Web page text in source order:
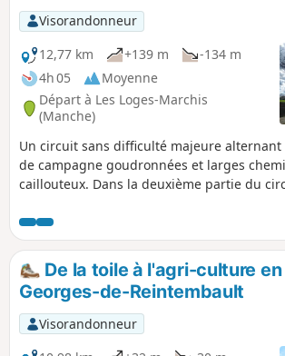
Visorandonneur
12,77 km
+139 m
-134 m
4h 05
Moyenne
Départ à Les Loges-Marchis
(Manche)
Un circuit sans difficulté majeure
de campagne goudronnées et larges
caillouteux. Dans la deuxième partie du
Saint-Hilaire-du-Harcouët dont l'église avec
clochers est très reconnaissable et aussi
Manche.De la toile à l'agri-culture
Georges-de-Reintembault
Visorandonneur